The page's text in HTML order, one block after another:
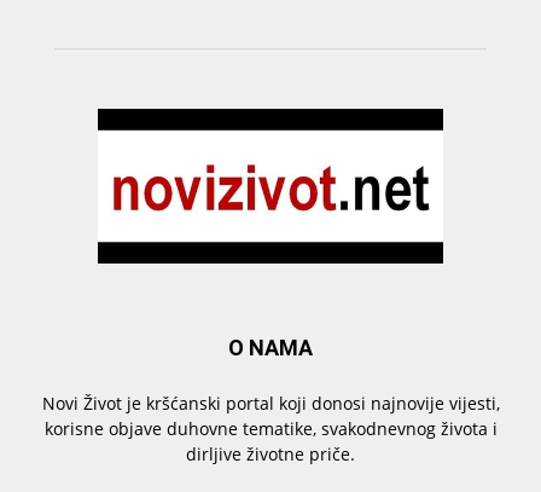
O NAMA
Novi Život je kršćanski portal koji donosi najnovije vijesti,
korisne objave duhovne tematike, svakodnevnog života i
dirljive životne priče.